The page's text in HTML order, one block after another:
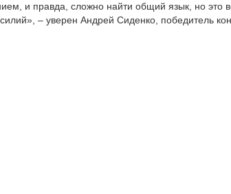
и правда, сложно найти общий язык, но это
– уверен Андрей Сиденко, победитель